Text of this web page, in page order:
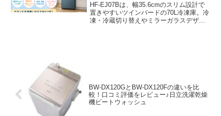
HF-EJ07Bは、幅35.6cmのスリム設計で
置きやすいツインバードの70L冷凍庫。冷
凍・冷蔵切り替えやミラーガラスデザイ
BW-DX120GとBW-DX120Fの違いを比
較！口コミ評価をレビュー♪日立洗濯乾燥
機ビートウォッシュ